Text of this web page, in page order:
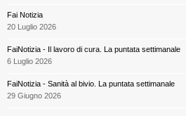
Fai Notizia
20 Luglio 2026
FaiNotizia - Il lavoro di cura. La puntata settimanale
6 Luglio 2026
FaiNotizia - Sanità al bivio. La puntata settimanale
29 Giugno 2026